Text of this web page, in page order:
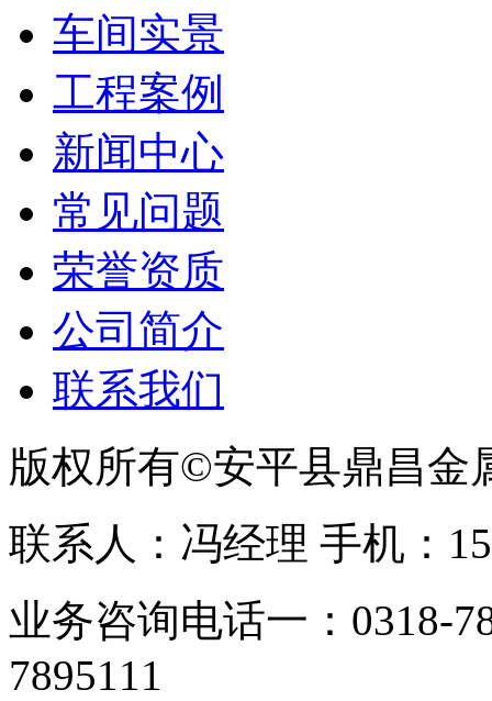
车间实景
工程案例
新闻中心
常见问题
荣誉资质
公司简介
联系我们
版权所有©安平县鼎昌金
联系人：冯经理 手机：
业务咨询电话一：0318-
7895111